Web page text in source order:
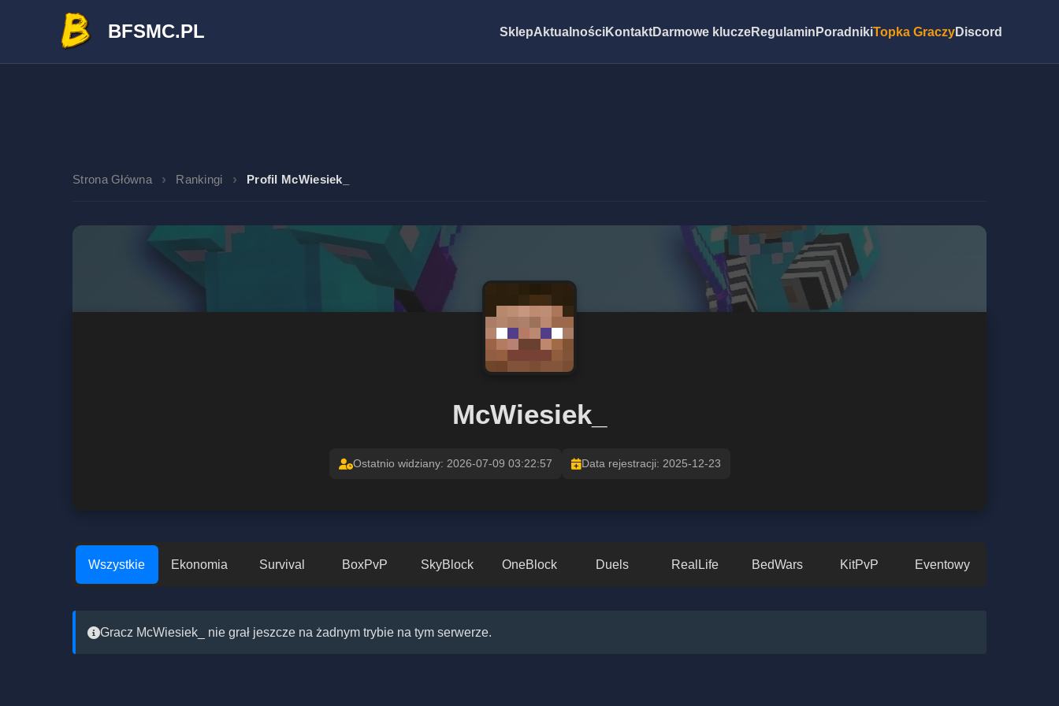
BFSMC.PL SklepAktualnościKontaktDarmowe kluczeRegulamin PoradnikiTopka GraczyDiscord
Strona Główna Rankingi Profil McWiesiek_
McWiesiek_
Ostatnio widziany: 2026-07-09 03:22:57 Data rejestracji: 2025-12-23
Wszystkie Ekonomia Survival BoxPvP SkyBlock OneBlock Duels RealLife BedWars KitPvP Eventowy
Gracz McWiesiek_ nie grał jeszcze na żadnym trybie na tym serwerze.